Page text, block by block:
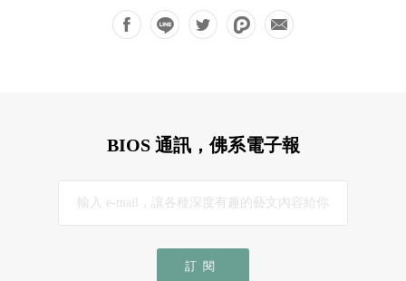
BIOS 通訊，佛系電子報
訂閱